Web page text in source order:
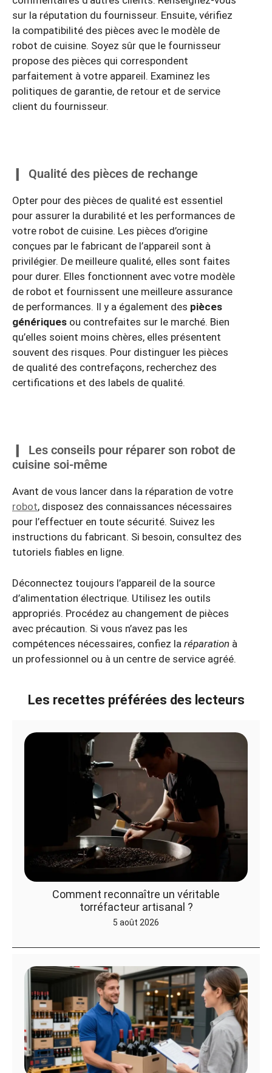
sur la réputation du fournisseur. Ensuite, vérifiez
la compatibilité des pièces avec le modèle de
robot de cuisine. Soyez sûr que le fournisseur
propose des pièces qui correspondent
parfaitement à votre appareil. Examinez les
politiques de garantie, de retour et de service
client du fournisseur.
Qualité des pièces de rechange
Opter pour des pièces de qualité est essentiel
pour assurer la durabilité et les performances de
votre robot de cuisine. Les pièces d’origine
conçues par le fabricant de l’appareil sont à
privilégier. De meilleure qualité, elles sont faites
pour durer. Elles fonctionnent avec votre modèle
de robot et fournissent une meilleure assurance
de performances. Il y a également des pièces
génériques ou contrefaites sur le marché. Bien
qu’elles soient moins chères, elles présentent
souvent des risques. Pour distinguer les pièces
de qualité des contrefaçons, recherchez des
certifications et des labels de qualité.
Les conseils pour réparer son robot de
cuisine soi-même
Avant de vous lancer dans la réparation de votre
robot, disposez des connaissances nécessaires
pour l’effectuer en toute sécurité. Suivez les
instructions du fabricant. Si besoin, consultez des
tutoriels fiables en ligne.
Déconnectez toujours l’appareil de la source
d’alimentation électrique. Utilisez les outils
appropriés. Procédez au changement de pièces
avec précaution. Si vous n’avez pas les
compétences nécessaires, confiez la réparation à
un professionnel ou à un centre de service agréé.
Les recettes préférées des lecteurs
Comment reconnaître un véritable
torréfacteur artisanal ?
5 août 2026